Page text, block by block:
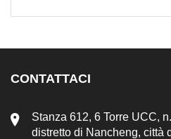
CONTATTACI
Stanza 612, 6 Torre UCC,
distretto di Nancheng, città